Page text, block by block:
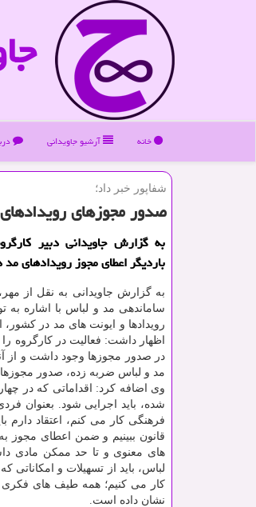
خانه آرشیو جاویدانی
شفاپور خبر داد؛
صدور مجوزهای
به گزارش جاویدانی دبیر
باردیگر اعطای مجوز رویدادهای
به گزارش جاویدانی به نقل از
ساماندهی مد و لباس با اشاره
رویدادها و ایونت های مد در كشور،
اظهار داشت: فعالیت در كارگروه
در صدور مجوزها وجود داشت و از
مد و لباس ضربه زده، صدور
وی اضافه كرد: اقداماتی كه در
فرهنگی كار می كنم، اعتقاد دارم
قانون ببینیم و ضمن اعطای مجوز
های معنوی و تا حد ممكن مادی
لباس، باید از تسهیلات و
كار می كنیم؛ همه طیف های فكری
نشان داده است.